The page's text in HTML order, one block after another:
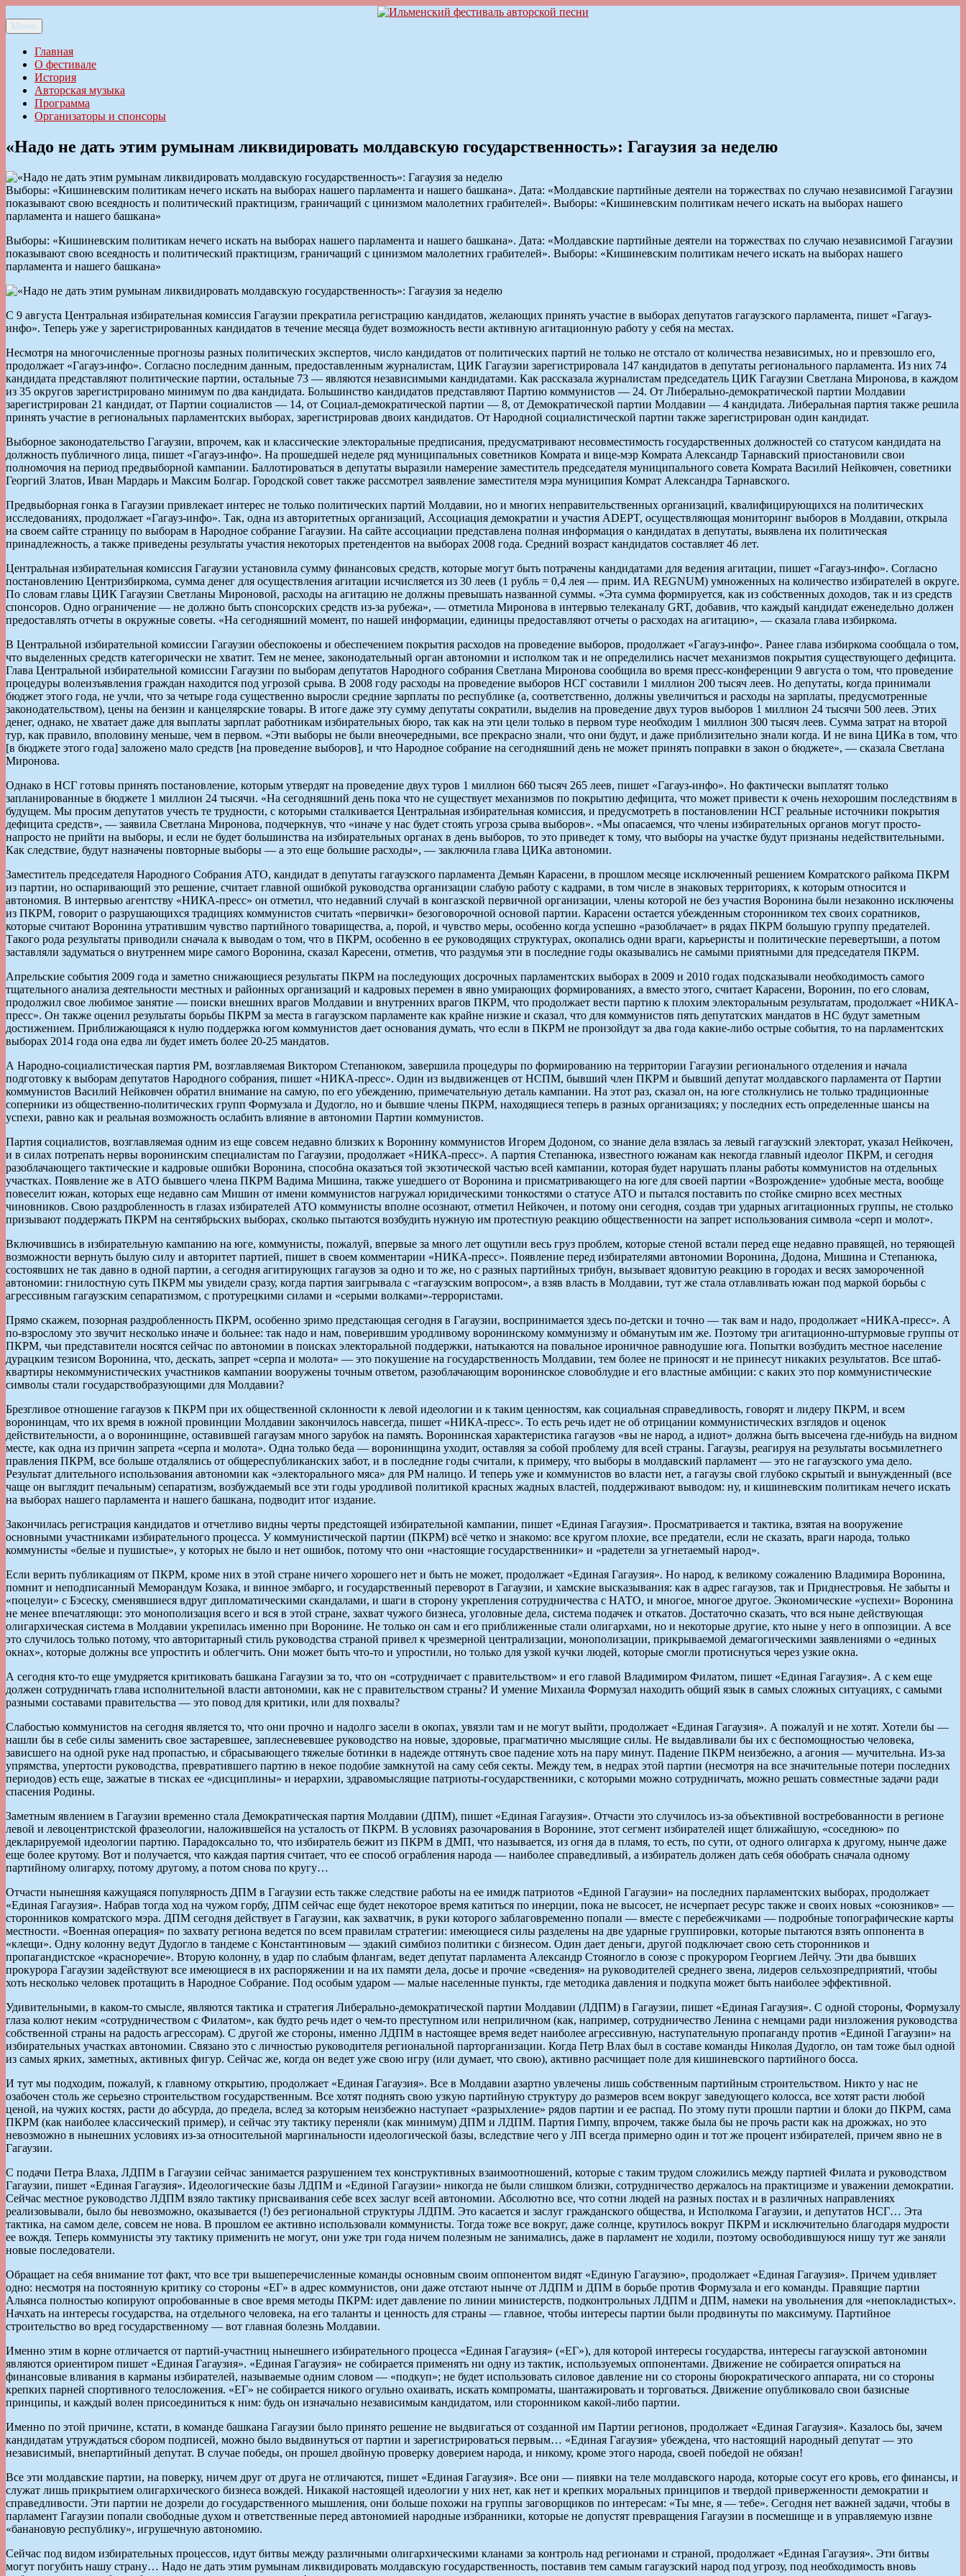
к
содержимому
Ильменский фестиваль авторской песни
Меню
Главная
О фестивале
История
Авторская музыка
Программа
Организаторы и спонсоры
«Надо не дать этим румынам ликвидировать молдавскую государственность»: Гагаузия за неделю
Выборы: «Кишиневским политикам нечего искать на выборах нашего парламента и нашего башкана». Дата: «Молдавские партийные деятели на торжествах по случаю независимой Гагаузии
показывают свою всеядность и политический практицизм, граничащий с цинизмом малолетних грабителей». Выборы: «Кишиневским политикам нечего искать на выборах нашего
парламента и нашего башкана»
Выборы: «Кишиневским политикам нечего искать на выборах нашего парламента и нашего башкана». Дата: «Молдавские партийные деятели на торжествах по случаю независимой Гагаузии
показывают свою всеядность и политический практицизм, граничащий с цинизмом малолетних грабителей». Выборы: «Кишиневским политикам нечего искать на выборах нашего
парламента и нашего башкана»
С 9 августа Центральная избирательная комиссия Гагаузии прекратила регистрацию кандидатов, желающих принять участие в выборах депутатов гагаузского парламента, пишет «Гагауз-
инфо». Теперь уже у зарегистрированных кандидатов в течение месяца будет возможность вести активную агитационную работу у себя на местах.
Несмотря на многочисленные прогнозы разных политических экспертов, число кандидатов от политических партий не только не отстало от количества независимых, но и превзошло его,
продолжает «Гагауз-инфо». Согласно последним данным, предоставленным журналистам, ЦИК Гагаузии зарегистрировала 147 кандидатов в депутаты регионального парламента. Из них 74
кандидата представляют политические партии, остальные 73 — являются независимыми кандидатами. Как рассказала журналистам председатель ЦИК Гагаузии Светлана Миронова, в каждом
из 35 округов зарегистрировано минимум по два кандидата. Большинство кандидатов представляют Партию коммунистов — 24. От Либерально-демократической партии Молдавии
зарегистрирован 21 кандидат, от Партии социалистов — 14, от Социал-демократической партии — 8, от Демократической партии Молдавии — 4 кандидата. Либеральная партия также решила
принять участие в региональных парламентских выборах, зарегистрировав двоих кандидатов. От Народной социалистической партии также зарегистрирован один кандидат.
Выборное законодательство Гагаузии, впрочем, как и классические электоральные предписания, предусматривают несовместимость государственных должностей со статусом кандидата на
должность публичного лица, пишет «Гагауз-инфо». На прошедшей неделе ряд муниципальных советников Комрата и вице-мэр Комрата Александр Тарнавский приостановили свои
полномочия на период предвыборной кампании. Баллотироваться в депутаты выразили намерение заместитель председателя муниципального совета Комрата Василий Нейковчен, советники
Георгий Златов, Иван Мардарь и Максим Болгар. Городской совет также рассмотрел заявление заместителя мэра муниципия Комрат Александра Тарнавского.
Предвыборная гонка в Гагаузии привлекает интерес не только политических партий Молдавии, но и многих неправительственных организаций, квалифицирующихся на политических
исследованиях, продолжает «Гагауз-инфо». Так, одна из авторитетных организаций, Ассоциация демократии и участия ADEPT, осуществляющая мониторинг выборов в Молдавии, открыла
на своем сайте страницу по выборам в Народное собрание Гагаузии. На сайте ассоциации представлена полная информация о кандидатах в депутаты, выявлена их политическая
принадлежность, а также приведены результаты участия некоторых претендентов на выборах 2008 года. Средний возраст кандидатов составляет 46 лет.
Центральная избирательная комиссия Гагаузии установила сумму финансовых средств, которые могут быть потрачены кандидатами для ведения агитации, пишет «Гагауз-инфо». Согласно
постановлению Центризбиркома, сумма денег для осуществления агитации исчисляется из 30 леев (1 рубль = 0,4 лея — прим. ИА REGNUM) умноженных на количество избирателей в округе.
По словам главы ЦИК Гагаузии Светланы Мироновой, расходы на агитацию не должны превышать названной суммы. «Эта сумма формируется, как из собственных доходов, так и из средств
спонсоров. Одно ограничение — не должно быть спонсорских средств из-за рубежа», — отметила Миронова в интервью телеканалу GRT, добавив, что каждый кандидат еженедельно должен
предоставлять отчеты в окружные советы. «На сегодняшний момент, по нашей информации, единицы предоставляют отчеты о расходах на агитацию», — сказала глава избиркома.
В Центральной избирательной комиссии Гагаузии обеспокоены и обеспечением покрытия расходов на проведение выборов, продолжает «Гагауз-инфо». Ранее глава избиркома сообщала о том,
что выделенных средств категорически не хватит. Тем не менее, законодательный орган автономии и исполком так и не определились насчет механизмов покрытия существующего дефицита.
Глава Центральной избирательной комиссии Гагаузии по выборам депутатов Народного собрания Светлана Миронова сообщила во время пресс-конференции 9 августа о том, что проведение
процедуры волеизъявления граждан находится под угрозой срыва. В 2008 году расходы на проведение выборов НСГ составили 1 миллион 200 тысяч леев. Но депутаты, когда принимали
бюджет этого года, не учли, что за четыре года существенно выросли средние зарплаты по республике (а, соответственно, должны увеличиться и расходы на зарплаты, предусмотренные
законодательством), цены на бензин и канцелярские товары. В итоге даже эту сумму депутаты сократили, выделив на проведение двух туров выборов 1 миллион 24 тысячи 500 леев. Этих
денег, однако, не хватает даже для выплаты зарплат работникам избирательных бюро, так как на эти цели только в первом туре необходим 1 миллион 300 тысяч леев. Сумма затрат на второй
тур, как правило, вполовину меньше, чем в первом. «Эти выборы не были внеочередными, все прекрасно знали, что они будут, и даже приблизительно знали когда. И не вина ЦИКа в том, что
[в бюджете этого года] заложено мало средств [на проведение выборов], и что Народное собрание на сегодняшний день не может принять поправки в закон о бюджете», — сказала Светлана
Миронова.
Однако в НСГ готовы принять постановление, которым утвердят на проведение двух туров 1 миллион 660 тысяч 265 леев, пишет «Гагауз-инфо». Но фактически выплатят только
запланированные в бюджете 1 миллион 24 тысячи. «На сегодняшний день пока что не существует механизмов по покрытию дефицита, что может привести к очень нехорошим последствиям в
будущем. Мы просим депутатов учесть те трудности, с которыми сталкивается Центральная избирательная комиссия, и предусмотреть в постановлении НСГ реальные источники покрытия
дефицита средств», — заявила Светлана Миронова, подчеркнув, что «иначе у нас будет стоять угроза срыва выборов». «Мы опасаемся, что члены избирательных органов могут просто-
напросто не прийти на выборы, и если не будет большинства на избирательных органах в день выборов, то это приведет к тому, что выборы на участке будут признаны недействительными.
Как следствие, будут назначены повторные выборы — а это еще большие расходы», — заключила глава ЦИКа автономии.
Заместитель председателя Народного Собрания АТО, кандидат в депутаты гагаузского парламента Демьян Карасени, в прошлом месяце исключенный решением Комратского райкома ПКРМ
из партии, но оспаривающий это решение, считает главной ошибкой руководства организации слабую работу с кадрами, в том числе в знаковых территориях, к которым относится и
автономия. В интервью агентству «НИКА-пресс» он отметил, что недавний случай в конгазской первичной организации, члены которой не без участия Воронина были незаконно исключены
из ПКРМ, говорит о разрушающихся традициях коммунистов считать «первички» безоговорочной основой партии. Карасени остается убежденным сторонником тех своих соратников,
которые считают Воронина утратившим чувство партийного товарищества, а, порой, и чувство меры, особенно когда успешно «разоблачает» в рядах ПКРМ большую группу предателей.
Такого рода результаты приводили сначала к выводам о том, что в ПКРМ, особенно в ее руководящих структурах, окопались одни враги, карьеристы и политические перевертыши, а потом
заставляли задуматься о внутреннем мире самого Воронина, сказал Каресени, отметив, что раздумья эти в последние годы оказывались не самыми приятными для председателя ПКРМ.
Апрельские события 2009 года и заметно снижающиеся результаты ПКРМ на последующих досрочных парламентских выборах в 2009 и 2010 годах подсказывали необходимость самого
тщательного анализа деятельности местных и районных организаций и кадровых перемен в явно умирающих формированиях, а вместо этого, считает Карасени, Воронин, по его словам,
продолжил свое любимое занятие — поиски внешних врагов Молдавии и внутренних врагов ПКРМ, что продолжает вести партию к плохим электоральным результатам, продолжает «НИКА-
пресс». Он также оценил результаты борьбы ПКРМ за места в гагаузском парламенте как крайне низкие и сказал, что для коммунистов пять депутатских мандатов в НС будут заметным
достижением. Приближающаяся к нулю поддержка югом коммунистов дает основания думать, что если в ПКРМ не произойдут за два года какие-либо острые события, то на парламентских
выборах 2014 года она едва ли будет иметь более 20-25 мандатов.
А Народно-социалистическая партия РМ, возглавляемая Виктором Степанюком, завершила процедуры по формированию на территории Гагаузии регионального отделения и начала
подготовку к выборам депутатов Народного собрания, пишет «НИКА-пресс». Один из выдвиженцев от НСПМ, бывший член ПКРМ и бывший депутат молдавского парламента от Партии
коммунистов Василий Нейковчен обратил внимание на самую, по его убеждению, примечательную деталь кампании. На этот раз, сказал он, на юге столкнулись не только традиционные
соперники из общественно-политических групп Формузала и Дудогло, но и бывшие члены ПКРМ, находящиеся теперь в разных организациях; у последних есть определенные шансы на
успехи, равно как и реальная возможность ослабить влияние в автономии Партии коммунистов.
Партия социалистов, возглавляемая одним из еще совсем недавно близких к Воронину коммунистов Игорем Додоном, со знание дела взялась за левый гагаузский электорат, указал Нейкочен,
и в силах потрепать нервы воронинским специалистам по Гагаузии, продолжает «НИКА-пресс». А партия Степанюка, известного южанам как некогда главный идеолог ПКРМ, и сегодня
разоблачающего тактические и кадровые ошибки Воронина, способна оказаться той экзотической частью всей кампании, которая будет нарушать планы работы коммунистов на отдельных
участках. Появление же в АТО бывшего члена ПКРМ Вадима Мишина, также ушедшего от Воронина и присматривающего на юге для своей партии «Возрождение» удобные места, вообще
повеселит южан, которых еще недавно сам Мишин от имени коммунистов нагружал юридическими тонкостями о статусе АТО и пытался поставить по стойке смирно всех местных
чиновников. Свою раздробленность в глазах избирателей АТО коммунисты вполне осознают, отметил Нейкочен, и потому они сегодня, создав три ударных агитационных группы, не столько
призывают поддержать ПКРМ на сентябрьских выборах, сколько пытаются возбудить нужную им протестную реакцию общественности на запрет использования символа «серп и молот».
Включившись в избирательную кампанию на юге, коммунисты, пожалуй, впервые за много лет ощутили весь груз проблем, которые стеной встали перед еще недавно правящей, но теряющей
возможности вернуть былую силу и авторитет партией, пишет в своем комментарии «НИКА-пресс». Появление перед избирателями автономии Воронина, Додона, Мишина и Степанюка,
состоявших не так давно в одной партии, а сегодня агитирующих гагаузов за одно и то же, но с разных партийных трибун, вызывает ядовитую реакцию в городах и весях замороченной
автономии: гнилостную суть ПКРМ мы увидели сразу, когда партия заигрывала с «гагаузским вопросом», а взяв власть в Молдавии, тут же стала отлавливать южан под маркой борьбы с
агрессивным гагаузским сепаратизмом, с протурецкими силами и «серыми волками»-террористами.
Прямо скажем, позорная раздробленность ПКРМ, особенно зримо предстающая сегодня в Гагаузии, воспринимается здесь по-детски и точно — так вам и надо, продолжает «НИКА-пресс». А
по-взрослому это звучит несколько иначе и больнее: так надо и нам, поверившим уродливому воронинскому коммунизму и обманутым им же. Поэтому три агитационно-штурмовые группы от
ПКРМ, чьи представители носятся сейчас по автономии в поисках электоральной поддержки, натыкаются на повальное ироничное равнодушие юга. Попытки возбудить местное население
дурацким тезисом Воронина, что, дескать, запрет «серпа и молота» — это покушение на государственность Молдавии, тем более не приносят и не принесут никаких результатов. Все штаб-
квартиры некоммунистических участников кампании вооружены точным ответом, разоблачающим воронинское словоблудие и его властные амбиции: с каких это пор коммунистические
символы стали государствобразующими для Молдавии?
Брезгливое отношение гагаузов к ПКРМ при их общественной склонности к левой идеологии и к таким ценностям, как социальная справедливость, говорят и лидеру ПКРМ, и всем
воронинцам, что их время в южной провинции Молдавии закончилось навсегда, пишет «НИКА-пресс». То есть речь идет не об отрицании коммунистических взглядов и оценок
действительности, а о воронинщине, оставившей гагаузам много зарубок на память. Воронинская характеристика гагаузов «вы не народ, а идиот» должна быть высечена где-нибудь на видном
месте, как одна из причин запрета «серпа и молота». Одна только беда — воронинщина уходит, оставляя за собой проблему для всей страны. Гагаузы, реагируя на результаты восьмилетнего
правления ПКРМ, все больше отдалялись от общереспубликанских забот, и в последние годы считали, к примеру, что выборы в молдавский парламент — это не гагаузского ума дело.
Результат длительного использования автономии как «электорального мяса» для РМ налицо. И теперь уже и коммунистов во власти нет, а гагаузы свой глубоко скрытый и вынужденный (все
чаще он выглядит печальным) сепаратизм, возбуждаемый все эти годы уродливой политикой красных жадных властей, поддерживают выводом: ну, и кишиневским политикам нечего искать
на выборах нашего парламента и нашего башкана, подводит итог издание.
Закончилась регистрация кандидатов и отчетливо видны черты предстоящей избирательной кампании, пишет «Единая Гагаузия». Просматривается и тактика, взятая на вооружение
основными участниками избирательного процесса. У коммунистической партии (ПКРМ) всё четко и знакомо: все кругом плохие, все предатели, если не сказать, враги народа, только
коммунисты «белые и пушистые», у которых не было и нет ошибок, потому что они «настоящие государственники» и «радетели за угнетаемый народ».
Если верить публикациям от ПКРМ, кроме них в этой стране ничего хорошего нет и быть не может, продолжает «Единая Гагаузия». Но народ, к великому сожалению Владимира Воронина,
помнит и неподписанный Меморандум Козака, и винное эмбарго, и государственный переворот в Гагаузии, и хамские высказывания: как в адрес гагаузов, так и Приднестровья. Не забыты и
«поцелуи» с Бэсеску, сменявшиеся вдруг дипломатическими скандалами, и шаги в сторону укрепления сотрудничества с НАТО, и многое, многое другое. Экономические «успехи» Воронина
не менее впечатляющи: это монополизация всего и вся в этой стране, захват чужого бизнеса, уголовные дела, система подачек и откатов. Достаточно сказать, что вся ныне действующая
олигархическая система в Молдавии укрепилась именно при Воронине. Не только он сам и его приближенные стали олигархами, но и некоторые другие, кто ныне у него в оппозиции. А все
это случилось только потому, что авторитарный стиль руководства страной привел к чрезмерной централизации, монополизации, прикрываемой демагогическими заявлениями о «единых
окнах», которые должны все упростить и облегчить. Они может быть что-то и упростили, но только для узкой кучки людей, которые смогли протиснуться через узкие окна.
А сегодня кто-то еще умудряется критиковать башкана Гагаузии за то, что он «сотрудничает с правительством» и его главой Владимиром Филатом, пишет «Единая Гагаузия». А с кем еще
должен сотрудничать глава исполнительной власти автономии, как не с правительством страны? И умение Михаила Формузал находить общий язык в самых сложных ситуациях, с самыми
разными составами правительства — это повод для критики, или для похвалы?
Слабостью коммунистов на сегодня является то, что они прочно и надолго засели в окопах, увязли там и не могут выйти, продолжает «Единая Гагаузия». А пожалуй и не хотят. Хотели бы —
нашли бы в себе силы заменить свое застаревшее, заплесневевшее руководство на новые, здоровые, прагматично мыслящие силы. Не выдавливали бы их с беспомощностью человека,
зависшего на одной руке над пропастью, и сбрасывающего тяжелые ботинки в надежде оттянуть свое падение хоть на пару минут. Падение ПКРМ неизбежно, а агония — мучительна. Из-за
упрямства, упертости руководства, превратившего партию в некое подобие замкнутой на саму себя секты. Между тем, в недрах этой партии (несмотря на все значительные потери последних
периодов) есть еще, зажатые в тисках ее «дисциплины» и иерархии, здравомыслящие патриоты-государственники, с которыми можно сотрудничать, можно решать совместные задачи ради
спасения Родины.
Заметным явлением в Гагаузии временно стала Демократическая партия Молдавии (ДПМ), пишет «Единая Гагаузия». Отчасти это случилось из-за объективной востребованности в регионе
левой и левоцентристской фразеологии, наложившейся на усталость от ПКРМ. В условиях разочарования в Воронине, этот сегмент избирателей ищет ближайшую, «соседнюю» по
декларируемой идеологии партию. Парадоксально то, что избиратель бежит из ПКРМ в ДМП, что называется, из огня да в пламя, то есть, по сути, от одного олигарха к другому, нынче даже
еще более крутому. Вот и получается, что каждая партия считает, что ее способ ограбления народа — наиболее справедливый, а избиратель должен дать себя обобрать сначала одному
партийному олигарху, потому другому, а потом снова по кругу…
Отчасти нынешняя кажущаяся популярность ДПМ в Гагаузии есть также следствие работы на ее имидж патриотов «Единой Гагаузии» на последних парламентских выборах, продолжает
«Единая Гагаузия». Набрав тогда ход на чужом горбу, ДПМ сейчас еще будет некоторое время катиться по инерции, пока не высосет, не исчерпает ресурс также и своих новых «союзников» —
сторонников комратского мэра. ДПМ сегодня действует в Гагаузии, как захватчик, в руки которого заблаговременно попали — вместе с перебежчиками — подробные топографические карты
местности. «Военная операция» по захвату региона ведется по всем правилам стратегии: имеющиеся силы разделены на две ударные группировки, которые пытаются взять оппонента в
«клещи». Одну колонну ведут Дудогло в тандеме с Константиновым — эдакий симбиоз политики с бизнесом. Один дает деньги, другой подключает свою сеть сторонников и
пропагандистское «красноречие». Вторую колонну, в удар по слабым флангам, ведет депутат парламента Александр Стояногло в союзе с прокурором Георгием Лейчу. Эти два бывших
прокурора Гагаузии задействуют все имеющиеся в их распоряжении и на их памяти дела, досье и прочие «сведения» на руководителей среднего звена, лидеров сельхозпредприятий, чтобы
хоть несколько человек протащить в Народное Собрание. Под особым ударом — малые населенные пункты, где методика давления и подкупа может быть наиболее эффективной.
Удивительными, в каком-то смысле, являются тактика и стратегия Либерально-демократической партии Молдавии (ЛДПМ) в Гагаузии, пишет «Единая Гагаузия». С одной стороны, Формузалу
глаза колют неким «сотрудничеством с Филатом», как будто речь идет о чем-то преступном или неприличном (как, например, сотрудничество Ленина с немцами ради низложения руководства
собственной страны на радость агрессорам). С другой же стороны, именно ЛДПМ в настоящее время ведет наиболее агрессивную, наступательную пропаганду против «Единой Гагаузии» на
избирательных участках автономии. Связано это с личностью руководителя региональной парторганизации. Когда Петр Влах был в составе команды Николая Дудогло, он там тоже был одной
из самых ярких, заметных, активных фигур. Сейчас же, когда он ведет уже свою игру (или думает, что свою), активно расчищает поле для кишиневского партийного босса.
И тут мы подходим, пожалуй, к главному открытию, продолжает «Единая Гагаузия». Все в Молдавии азартно увлечены лишь собственным партийным строительством. Никто у нас не
озабочен столь же серьезно строительством государственным. Все хотят поднять свою узкую партийную структуру до размеров всем вокруг заведующего колосса, все хотят расти любой
ценой, на чужих костях, расти до абсурда, до предела, вслед за которым неизбежно наступает «разрыхление» рядов партии и ее распад. По этому пути прошли партии и блоки до ПКРМ, сама
ПКРМ (как наиболее классический пример), и сейчас эту тактику переняли (как минимум) ДПМ и ЛДПМ. Партия Гимпу, впрочем, также была бы не прочь расти как на дрожжах, но это
невозможно в нынешних условиях из-за относительной маргинальности идеологической базы, вследствие чего у ЛП всегда примерно один и тот же процент избирателей, причем явно не в
Гагаузии.
С подачи Петра Влаха, ЛДПМ в Гагаузии сейчас занимается разрушением тех конструктивных взаимоотношений, которые с таким трудом сложились между партией Филата и руководством
Гагаузии, пишет «Единая Гагаузия». Идеологические базы ЛДПМ и «Единой Гагаузии» никогда не были слишком близки, сотрудничество держалось на практицизме и уважении демократии.
Сейчас местное руководство ЛДПМ взяло тактику присваивания себе всех заслуг всей автономии. Абсолютно все, что сотни людей на разных постах и в различных направлениях
реализовывали, было бы невозможно, оказывается (!) без региональной структуры ЛДПМ. Это касается и заслуг гражданского общества, и Исполкома Гагаузии, и депутатов НСГ… Эта
тактика, на самом деле, совсем не нова. В прошлом ее активно использовали коммунисты. Тогда тоже все вокруг, даже солнце, крутилось вокруг ПКРМ и исключительно благодаря мудрости
ее вождя. Теперь коммунисты эту тактику применить не могут, они уже три года ничем полезным не занимались, даже в парламент не ходили, поэтому освободившуюся нишу тут же заняли
новые последователи.
Обращает на себя внимание тот факт, что все три вышеперечисленные команды основным своим оппонентом видят «Единую Гагаузию», продолжает «Единая Гагаузия». Причем удивляет
одно: несмотря на постоянную критику со стороны «ЕГ» в адрес коммунистов, они даже отстают нынче от ЛДПМ и ДПМ в борьбе против Формузала и его команды. Правящие партии
Альянса полностью копируют опробованные в свое время методы ПКРМ: идет давление по линии министерств, подконтрольных ЛДПМ и ДПМ, намеки на увольнения для «непокладистых».
Начхать на интересы государства, на отдельного человека, на его таланты и ценность для страны — главное, чтобы интересы партии были продвинуты по максимуму. Партийное
строительство во вред государственному — вот главная болезнь Молдавии.
Именно этим в корне отличается от партий-участниц нынешнего избирательного процесса «Единая Гагаузия» («ЕГ»), для которой интересы государства, интересы гагаузской автономии
являются ориентиром пишет «Единая Гагаузия». «Единая Гагаузия» не собирается применять ни одну из тактик, используемых оппонентами. Движение не собирается опираться на
финансовые вливания в карманы избирателей, называемые одним словом — «подкуп»; не будет использовать силовое давление ни со стороны бюрократического аппарата, ни со стороны
крепких парней спортивного телосложения. «ЕГ» не собирается никого огульно охаивать, искать компроматы, шантажировать и торговаться. Движение опубликовало свои базисные
принципы, и каждый волен присоединиться к ним: будь он изначально независимым кандидатом, или сторонником какой-либо партии.
Именно по этой причине, кстати, в команде башкана Гагаузии было принято решение не выдвигаться от созданной им Партии регионов, продолжает «Единая Гагаузия». Казалось бы, зачем
кандидатам утруждаться сбором подписей, можно было выдвинуться от партии и зарегистрироваться первым… «Единая Гагаузия» убеждена, что настоящий народный депутат — это
независимый, внепартийный депутат. В случае победы, он прошел двойную проверку доверием народа, и никому, кроме этого народа, своей победой не обязан!
Все эти молдавские партии, на поверку, ничем друг от друга не отличаются, пишет «Единая Гагаузия». Все они — пиявки на теле молдавского народа, которые сосут его кровь, его финансы, и
служат лишь прикрытием олигархического бизнеса вождей. Никакой настоящей идеологии у них нет, как нет и крепких моральных принципов и твердой приверженности демократии и
справедливости. Эти партии не дозрели до государственного мышления, они больше похожи на группы заговорщиков по интересам: «Ты мне, я — тебе». Сегодня нет важней задачи, чтобы в
парламент Гагаузии попали свободные духом и ответственные перед автономией народные избранники, которые не допустят превращения Гагаузии в посмешище и в управляемую извне
«банановую республику», игрушечную автономию.
Сейчас под видом избирательных процессов, идут битвы между различными олигархическими кланами за контроль над регионами и страной, продолжает «Единая Гагаузия». Эти битвы
могут погубить нашу страну… Надо не дать этим румынам ликвидировать молдавскую государственность, поставив тем самым гагаузский народ под угрозу, под необходимость вновь